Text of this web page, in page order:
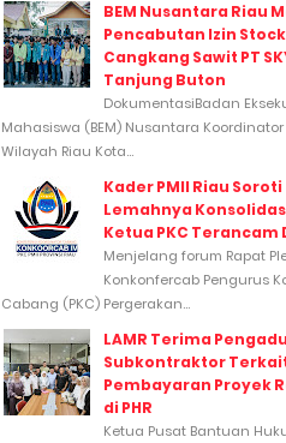
BEM Nusantara Riau
Pencabutan Izin
Cangkang Sawit PT
Tanjung Buton
DokumentasiBadan
Mahasiswa (BEM) Nusantara
Wilayah Riau Kota...
Kader PMII Riau Soroti
Lemahnya
Ketua PKC Terancam
Menjelang forum Rapat
Konkonfercab Pengurus
Cabang (PKC) Pergerakan...
LAMR Terima
Subkontraktor
Pembayaran Proyek
di PHR
Ketua Pusat Bantuan